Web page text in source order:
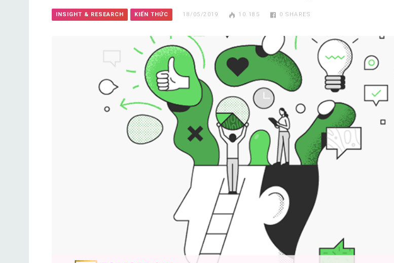
INSIGHT & RESEARCH KIẾN THỨC 18/05/2019 10.185 0 SHARES